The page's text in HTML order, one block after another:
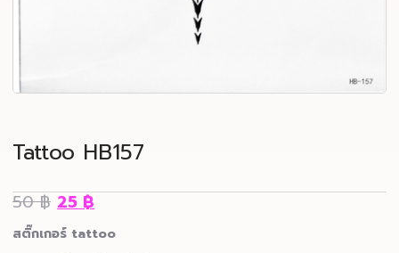
Tattoo HB157
50฿ 25฿
สติ๊กเกอร์ tattoo